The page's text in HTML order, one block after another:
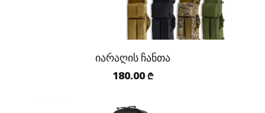
იარაღის ჩანთა
180.00 ₾